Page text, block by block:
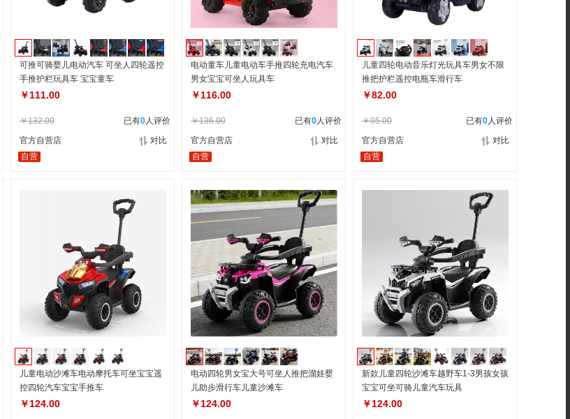
可推可骑婴儿电动汽车 可坐人四轮遥控
手推护栏玩具车 宝宝童车
￥111.00
￥132.00 已有0人评价
官方自营店
对比
自营
电动童车儿童电动车手推四轮充电汽车
男女宝宝可坐人玩具车
￥116.00
￥136.00 已有0人评价
官方自营店
对比
自营
儿童四轮电动音乐灯光玩具车男女不限
推把护栏遥控电瓶车滑行车
￥82.00
￥95.00 已有0人评价
官方自营店
对比
自营
儿童电动沙滩车电动摩托车可坐宝宝遥
控四轮汽车宝宝手推车
￥124.00
电动四轮男女宝大号可坐人推把溜娃婴
儿助步滑行车儿童沙滩车
￥124.00
新款儿童四轮沙滩车越野车1-3男孩女孩
宝宝可坐可骑儿童汽车玩具
￥124.00